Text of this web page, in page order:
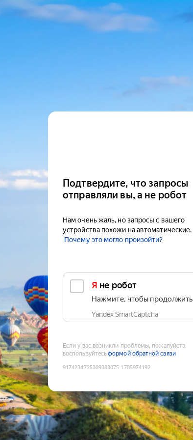
Подтвердите, что запросы
отправляли вы, а не робот
Нам очень жаль, но запросы с вашего
устройства похожи на автоматические.
Почему это могло произойти?
Я не робот
Нажмите, чтобы продолжить
Yandex SmartCaptcha
Если у вас возникли проблемы, пожалуйста,
воспользуйтесьформой обратной связи
9174234725309383075:1785974192